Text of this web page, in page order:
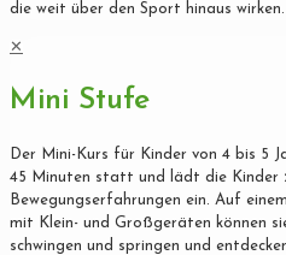
die weit über den Sport hinaus wirken.
✕
Mini Stufe
Der Mini-Kurs für Kinder von 4 bis 5
45 Minuten statt und lädt die Kinder
Bewegungserfahrungen ein. Auf
mit Klein- und Großgeräten können
schwingen und springen und